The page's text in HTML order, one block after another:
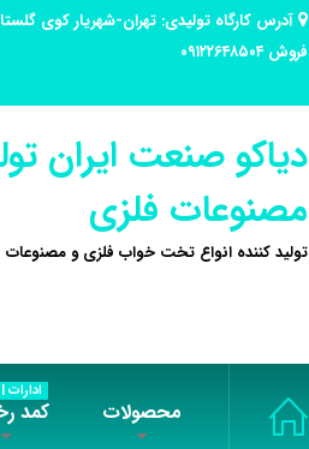
فروش ۰۹۱۲۲۶۴۸۵۰۴
دیاکو صنعت ایران
مصنوعات فلزی
تولید کننده انواع تخت خواب فلزی و مصنوعات
محصولات کمد